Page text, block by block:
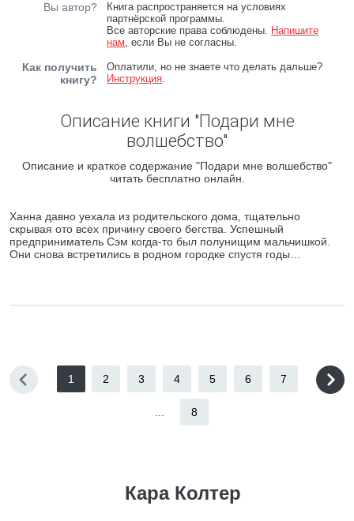
Вы автор?
Книга распространяется на условиях
партнёрской программы.
Все авторские права соблюдены. Напишите
нам, если Вы не согласны.
Как получить
книгу?
Оплатили, но не знаете что делать дальше?
Инструкция.
Описание книги "Подари мне
волшебство"
Описание и краткое содержание "Подари мне волшебство"
читать бесплатно онлайн.
Ханна давно уехала из родительского дома, тщательно
скрывая ото всех причину своего бегства. Успешный
предприниматель Сэм когда-то был полунищим мальчишкой.
Они снова встретились в родном городке спустя годы…
1 2 3 4 5 6 7
8
Кара Колтер